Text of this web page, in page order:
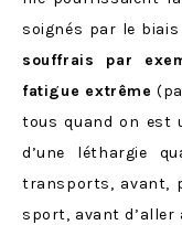
soignés par le
souffrais par
fatigue extrême
tous quand on est
d’une léthargie
transports, avant,
sport, avant d’aller